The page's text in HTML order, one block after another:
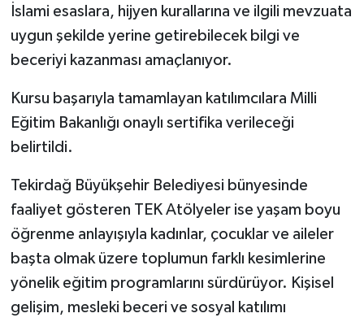
İslami esaslara, hijyen kurallarına ve ilgili mevzuata
uygun şekilde yerine getirebilecek bilgi ve
beceriyi kazanması amaçlanıyor.
Kursu başarıyla tamamlayan katılımcılara Milli
Eğitim Bakanlığı onaylı sertifika verileceği
belirtildi.
Tekirdağ Büyükşehir Belediyesi bünyesinde
faaliyet gösteren TEK Atölyeler ise yaşam boyu
öğrenme anlayışıyla kadınlar, çocuklar ve aileler
başta olmak üzere toplumun farklı kesimlerine
yönelik eğitim programlarını sürdürüyor. Kişisel
gelişim, mesleki beceri ve sosyal katılımı
Turizm
YAŞAM
Yerel Haberler